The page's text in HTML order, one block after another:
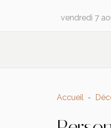
vendredi 7
Accueil